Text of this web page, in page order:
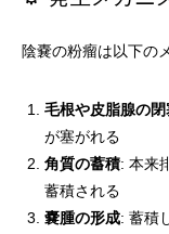
陰嚢の粉瘤は以下の
毛根や皮脂腺の閉
が塞がれる
角質の蓄積: 本来
蓄積される
嚢腫の形成: 蓄積